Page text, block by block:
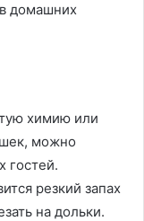
домашних
химию или
можно
гостей.
резкий запах
на дольки.